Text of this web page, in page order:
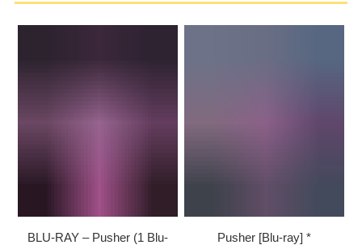
BLU-RAY – Pusher (1 Blu-
Pusher [Blu-ray]